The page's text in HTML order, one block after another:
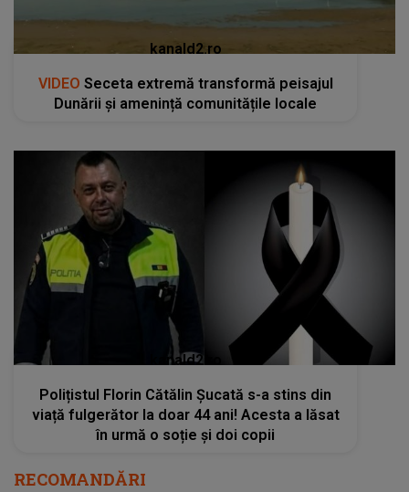
kanald2.ro
VIDEO Seceta extremă transformă peisajul
Dunării și amenință comunitățile locale
kanald2.ro
Polițistul Florin Cătălin Șucată s-a stins din
viață fulgerător la doar 44 ani! Acesta a lăsat
în urmă o soție și doi copii
RECOMANDĂRI